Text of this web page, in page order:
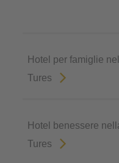
Hotel per famiglie
Tures
Hotel benessere
Tures